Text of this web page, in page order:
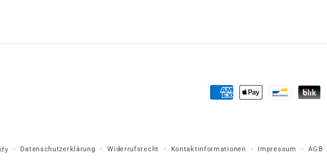
Zahlungsmethoden
Datenschutzerklärung Widerrufsrecht Kontaktinformationen Impressum AGB